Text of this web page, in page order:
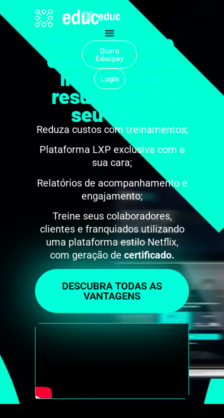
Quero
Educpay
Login
Plataforma de
educação para
impulsionar
resultados do
seu time!
Reduza custos com treinamentos;
Plataforma LXP exclusiva com a
sua cara;
Relatórios de acompanhamento e
engajamento;
Treine seus colaboradores,
clientes e franquiados utilizando
uma plataforma estilo Netflix,
com geração de certificado.
DESCUBRA TODAS AS
VANTAGENS